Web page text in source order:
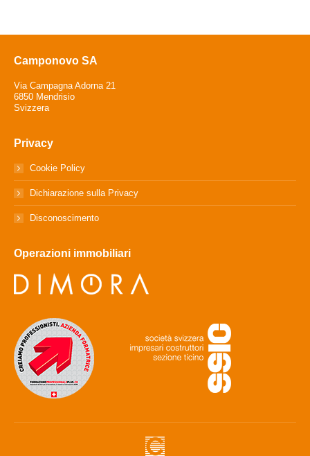
Camponovo SA
Via Campagna Adorna 21
6850 Mendrisio
Svizzera
Privacy
Cookie Policy
Dichiarazione sulla Privacy
Disconoscimento
Operazioni immobiliari